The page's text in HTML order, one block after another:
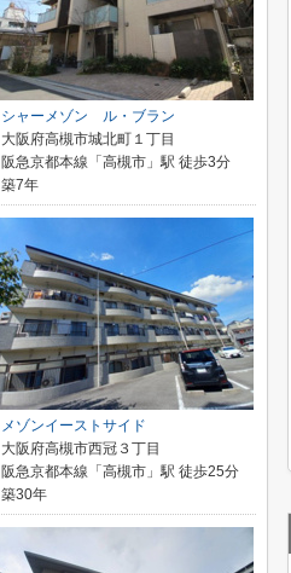
シャーメゾン ル・ブラン
大阪府高槻市城北町１丁目
阪急京都本線「高槻市」駅 徒歩3分
築7年
メゾンイーストサイド
大阪府高槻市西冠３丁目
阪急京都本線「高槻市」駅 徒歩25分
築30年